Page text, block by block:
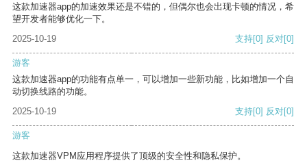
这款加速器app的加速效果还是不错的，但偶尔也会出现卡顿的情况，希
望开发者能够优化一下。
2025-10-19
支持[0] 反对[0]
游客
这款加速器app的功能有点单一，可以增加一些新功能，比如增加一个自
动切换线路的功能。
2025-10-19
支持[0] 反对[0]
游客
这款加速器VPM应用程序提供了顶级的安全性和隐私保护。